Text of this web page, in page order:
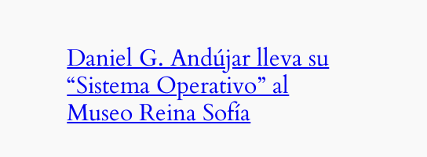
Daniel G. Andújar lleva su
“Sistema Operativo” al
Museo Reina Sofía